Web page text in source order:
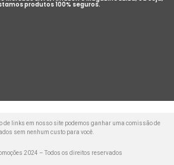
produtos 100% seguros.
de links em nosso site podemos ganhar uma comissão de
sem nenhum custo para você.
2024 – Todos os direitos reservados